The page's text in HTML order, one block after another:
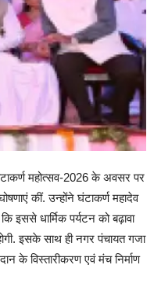
महोत्सव-2026 के अवसर पर
कीं. उन्होंने घंटाकर्ण महादेव
इससे धार्मिक पर्यटन को बढ़ावा
इसके साथ ही नगर पंचायत गजा
के विस्तारीकरण एवं मंच निर्माण